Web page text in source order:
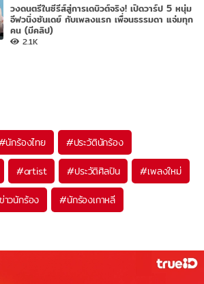
วงดนตรีในซีรีส์สู่การเดบิวต์จริง! เปิดวาร์ป 5 หนุ่ม
อีฟวนิ่งซันเดย์ กับเพลงแรก เพื่อนธรรมดา แจ่มทุก
คน (มีคลิป)
2.1K
นักร้องไทย #ประวัตินักร้อง
#artist #ประวัติศิลปิน #เพลงใหม่
ข่าวนักร้อง #นักร้องเกาหลี